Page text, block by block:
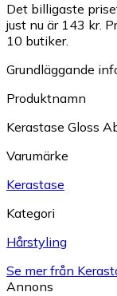
Det billigaste
just nu är 143 kr.
10 butiker.
Grundläggande
Produktnamn
Kerastase Gloss
Varumärke
Kerastase
Kategori
Hårstyling
Se mer från
Annons